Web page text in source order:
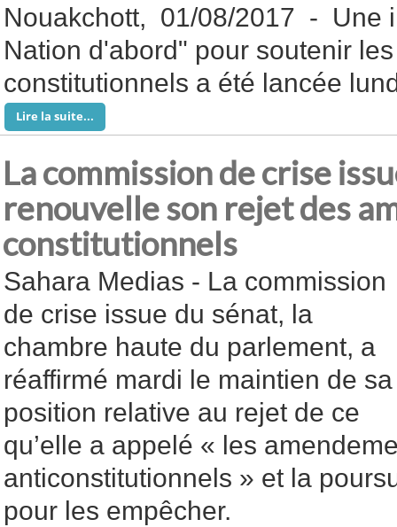
Nouakchott, 01/08/2017 - Une
Nation d'abord" pour soutenir
constitutionnels a été lancée
Lire la suite...
La commission de crise
renouvelle son rejet des
constitutionnels
Sahara Medias - La commission
de crise issue du sénat, la
chambre haute du parlement, a
réaffirmé mardi le maintien de sa
position relative au rejet de ce
qu’elle a appelé « les
anticonstitutionnels » et la
pour les empêcher.